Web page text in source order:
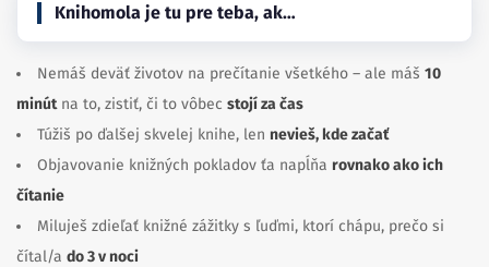
Knihomola je tu pre teba, ak…
Nemáš deväť životov na prečítanie všetkého – ale máš 10
minútna to, zistiť, či to vôbec stojí za čas
Túžiš po ďalšej skvelej knihe, len nevieš, kde začať
Objavovanie knižných pokladov ťa napĺňa rovnako ako ich
čítanie
Miluješ zdieľať knižné zážitky s ľuďmi, ktorí chápu, prečo si
čítal/a do 3 v noci